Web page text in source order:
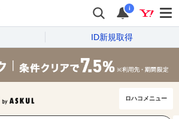
i
ID新規取得
ロハコメニュー